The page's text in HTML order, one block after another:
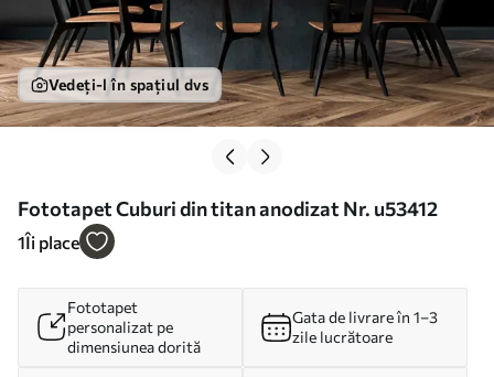
Vedeți-l în spațiul dvs
Fototapet Cuburi din titan anodizat Nr. u53412
1Îi place
Fototapet
personalizat pe
dimensiunea dorită
Gata de livrare în 1–3
zile lucrătoare